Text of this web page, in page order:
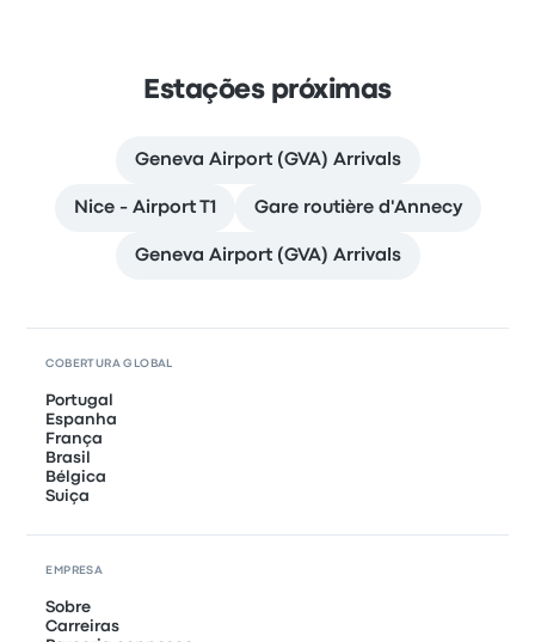
Estações próximas
Geneva Airport (GVA) Arrivals
Nice - Airport T1 Gare routière d'Annecy
Geneva Airport (GVA) Arrivals
COBERTURA GLOBAL
Portugal
Espanha
França
Brasil
Bélgica
Suiça
EMPRESA
Sobre
Carreiras